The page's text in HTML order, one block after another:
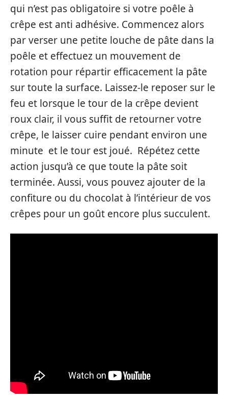
qui n’est pas obligatoire si votre poêle à
crêpe est anti adhésive. Commencez alors
par verser une petite louche de pâte dans la
poêle et effectuez un mouvement de
rotation pour répartir efficacement la pâte
sur toute la surface. Laissez-le reposer sur le
feu et lorsque le tour de la crêpe devient
roux clair, il vous suffit de retourner votre
crêpe, le laisser cuire pendant environ une
minute et le tour est joué. Répétez cette
action jusqu’à ce que toute la pâte soit
terminée. Aussi, vous pouvez ajouter de la
confiture ou du chocolat à l’intérieur de vos
crêpes pour un goût encore plus succulent.